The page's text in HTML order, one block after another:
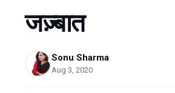
जज़्बात
Sonu Sharma
Aug 3, 2020